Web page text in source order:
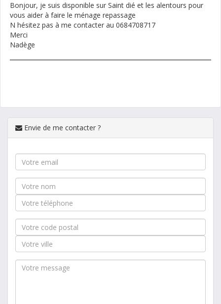
Bonjour, je suis disponible sur Saint dié et les alentours pour
vous aider à faire le ménage repassage
N hésitez pas à me contacter au 0684708717
Merci
Nadège
Envie de me contacter ?